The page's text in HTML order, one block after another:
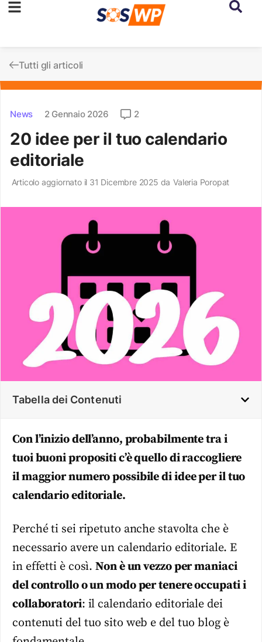
Tutti gli articoli
News 2 Gennaio 2026 2
20 idee per il tuo calendario
editoriale
Articolo aggiornato il 31 Dicembre 2025 da Valeria Poropat
Tabella dei Contenuti
Con l’inizio dell’anno, probabilmente tra i
tuoi buoni propositi c’è quello di raccogliere
il maggior numero possibile di idee per il tuo
calendario editoriale.
Perché ti sei ripetuto anche stavolta che è
necessario avere un calendario editoriale. E
in effetti è così.Non è un vezzo per maniaci
del controllo o un modo per tenere occupati i
collaboratori: il calendario editoriale dei
contenuti del tuo sito web e del tuo blog è